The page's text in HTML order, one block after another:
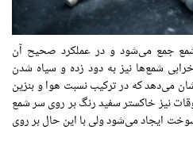
جمع می‌شود و در عملکرد صحیح آن
خرابی شمع‌ها نیز به دود زده و سیاه شدن
می‌دهد که درترکیبنسبت هواو بنزین
نیزخاکسترسفید رنگبر روی سرشمع
ایجاد می‌شود ولی با این حال بر روی